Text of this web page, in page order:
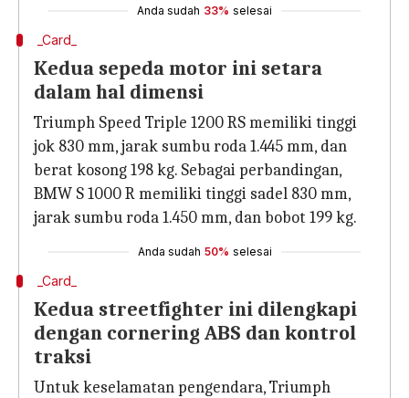
Anda sudah 33% selesai
_Card_
Kedua sepeda motor ini setara
dalam hal dimensi
Triumph Speed ​​Triple 1200 RS memiliki tinggi
jok 830 mm, jarak sumbu roda 1.445 mm, dan
berat kosong 198 kg. Sebagai perbandingan,
BMW S 1000 R memiliki tinggi sadel 830 mm,
jarak sumbu roda 1.450 mm, dan bobot 199 kg.
Anda sudah 50% selesai
_Card_
Kedua streetfighter ini dilengkapi
dengan cornering ABS dan kontrol
traksi
Untuk keselamatan pengendara, Triumph